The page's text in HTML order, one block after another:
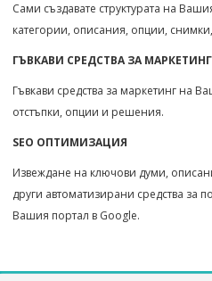
Сами създавате структурата на
категории, описания, опции,
ГЪВКАВИ СРЕДСТВА ЗА МАРКЕТИНГ
Гъвкави средства за маркетинг на
отстъпки, опции и решения.
SEO ОПТИМИЗАЦИЯ
Извеждане на ключови думи,
други автоматизирани средства за
Вашия портал в Google.